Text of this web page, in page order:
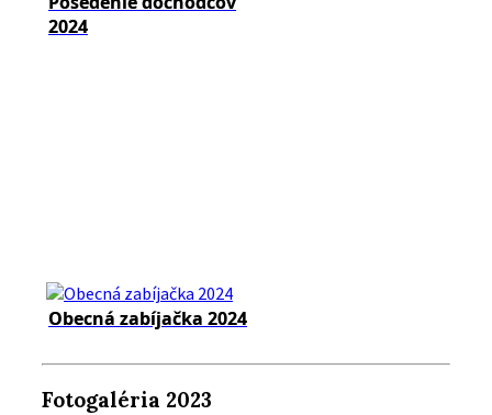
2024
Obecná zabíjačka 2024
Fotogaléria 2023